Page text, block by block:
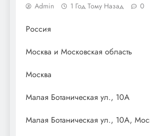
Admin 1 Год Тому Назад 0
Россия
Москва и Московская область
Москва
Малая Ботаническая ул., 10А
Малая Ботаническая ул., 10А,